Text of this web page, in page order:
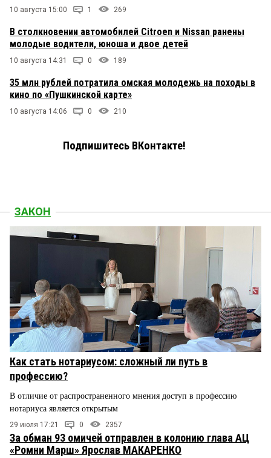
10 августа 15:00 1 269
В столкновении автомобилей Citroen и Nissan ранены
молодые водители, юноша и двое детей
10 августа 14:31 0 189
35 млн рублей потратила омская молодежь на походы в
кино по «Пушкинской карте»
10 августа 14:06 0 210
Подпишитесь ВКонтакте!
ЗАКОН
Как стать нотариусом: сложный ли путь в
профессию?
В отличие от распространенного мнения доступ в профессию
нотариуса является открытым
29 июля 17:21 0 2357
За обман 93 омичей отправлен в колонию глава АЦ
«Ромни Марш» Ярослав МАКАРЕНКО